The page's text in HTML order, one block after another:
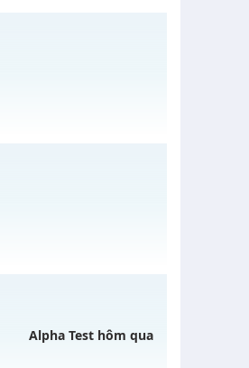
vào 13h
Alpha Test hôm qua